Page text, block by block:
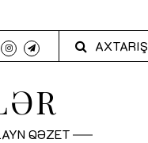
AXTARIŞ
QƏZET